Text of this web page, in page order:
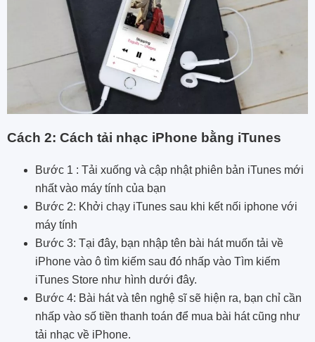
Cách 2: Cách tải nhạc iPhone bằng iTunes
Bước 1 : Tải xuống và cập nhật phiên bản iTunes mới
nhất vào máy tính của bạn
Bước 2: Khởi chạy iTunes sau khi kết nối iphone với
máy tính
Bước 3: Tại đây, bạn nhập tên bài hát muốn tải về
iPhone vào ô tìm kiếm sau đó nhấp vào Tìm kiếm
iTunes Store như hình dưới đây.
Bước 4: Bài hát và tên nghệ sĩ sẽ hiện ra, bạn chỉ cần
nhấp vào số tiền thanh toán để mua bài hát cũng như
tải nhạc về iPhone.